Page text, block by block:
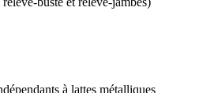
à lattes métalliques